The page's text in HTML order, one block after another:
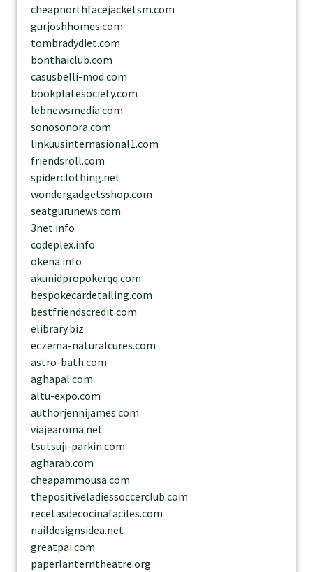
cheapnorthfacejacketsm.com
gurjoshhomes.com
tombradydiet.com
bonthaiclub.com
casusbelli-mod.com
bookplatesociety.com
lebnewsmedia.com
sonosonora.com
linkuusinternasional1.com
friendsroll.com
spiderclothing.net
wondergadgetsshop.com
seatgurunews.com
3net.info
codeplex.info
okena.info
akunidpropokerqq.com
bespokecardetailing.com
bestfriendscredit.com
elibrary.biz
eczema-naturalcures.com
astro-bath.com
aghapal.com
altu-expo.com
authorjennijames.com
viajearoma.net
tsutsuji-parkin.com
agharab.com
cheapammousa.com
thepositiveladiessoccerclub.com
recetasdecocinafaciles.com
naildesignsidea.net
greatpai.com
paperlanterntheatre.org